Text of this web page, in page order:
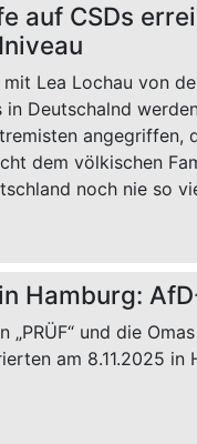
auf CSDs
Lea Lochau von
in Deutschalnd
angegriffen,
dem völkischen
noch nie so
Hamburg:
„PRÜF“ und die
am 8.11.2025 in